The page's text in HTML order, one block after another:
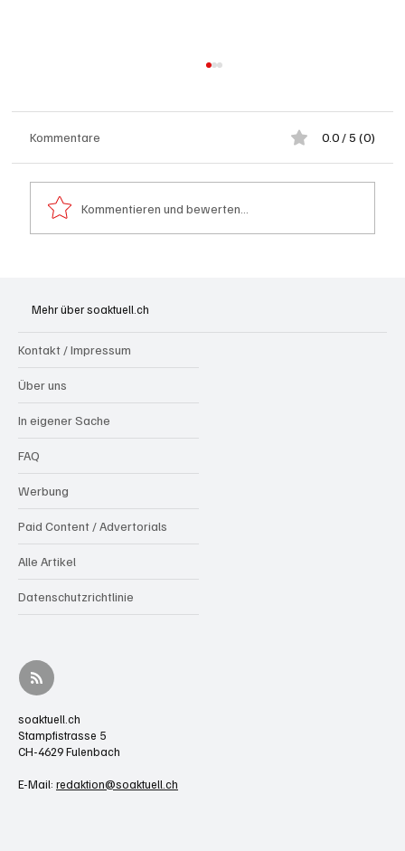
Kommentare 0.0 / 5 (0)
Kommentieren und bewerten...
Mehr über soaktuell.ch
Kontakt / Impressum
Über uns
In eigener Sache
FAQ
Werbung
Paid Content / Advertorials
Alle Artikel
Datenschutzrichtlinie
soaktuell.ch
Stampfistrasse 5
CH-4629 Fulenbach
E-Mail: redaktion@soaktuell.ch